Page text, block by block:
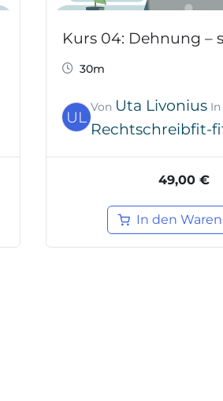
Kurs 04: Dehnung –
30m
UL
Von Uta Livonius In
Rechtschreibfit-
49,00 €
In den